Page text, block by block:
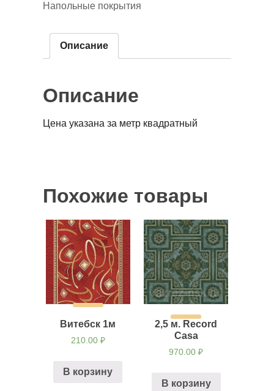
Напольные покрытия
Описание
Описание
Цена указана за метр квадратный
Похожие товары
Витебск 1м
210.00 ₽
В корзину
2,5 м. Record
Casa
970.00₽
В корзину